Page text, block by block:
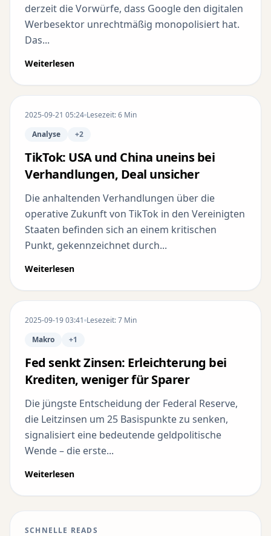
derzeit die Vorwürfe, dass Google den digitalen
Werbesektor unrechtmäßig monopolisiert hat.
Das...
Weiterlesen
2025-09-21 05:24 Lesezeit: 6 Min
Analyse
+2
TikTok: USA und China uneins bei
Verhandlungen, Deal unsicher
Die anhaltenden Verhandlungen über die
operative Zukunft von TikTok in den Vereinigten
Staaten befinden sich an einem kritischen
Punkt, gekennzeichnet durch...
Weiterlesen
2025-09-19 03:41 Lesezeit: 7 Min
Makro
+1
Fed senkt Zinsen: Erleichterung bei
Krediten, weniger für Sparer
Die jüngste Entscheidung der Federal Reserve,
die Leitzinsen um 25 Basispunkte zu senken,
signalisiert eine bedeutende geldpolitische
Wende – die erste...
Weiterlesen
SCHNELLE READS